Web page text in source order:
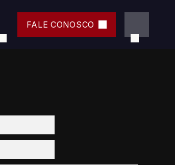
FALE CONOSCO